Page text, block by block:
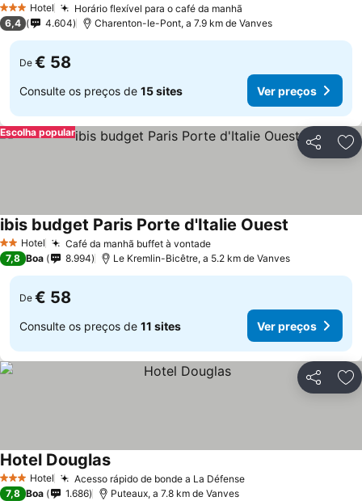
3 EstrelasHotel Horário flexível para o café da manhã
6,4 4.604 Charenton-le-Pont, a 7.9 km de Vanves
De € 58
Consulte os preços de 15 sites Ver preços
Partilhar
Escolha popular
2 Estrelas
Hotel Café da manhã buffet à vontade
ibis budget Paris Porte d'Italie Ouest
7,8 Boa 8.994 Le Kremlin-Bicêtre, a 5.2 km de Vanves
De € 58
Consulte os preços de 11 sites Ver preços
Partilhar
3 EstrelasHotel Acesso rápido de bonde a La Défense
Hotel Douglas
7,8 Boa 1.686 Puteaux, a 7.8 km de Vanves